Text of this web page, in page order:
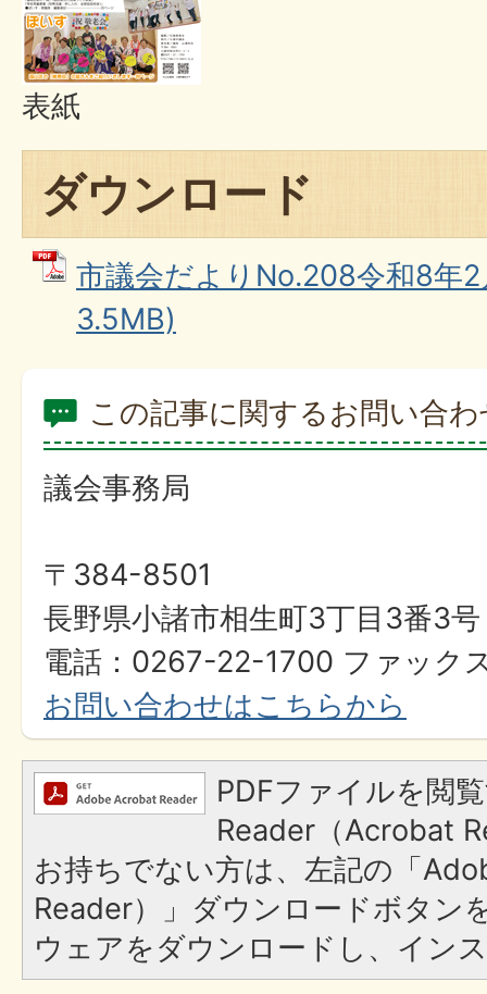
表紙
ダウンロード
市議会だよりNo.208令和8年
3.5MB)
この記事に関するお問い合
議会事務局
〒384-8501
長野県小諸市相生町3丁目3番3号
電話：0267-22-1700 ファック
お問い合わせはこちらから
PDFファイルを閲
Reader（Acrobat
お持ちでない方は、左記の「
Reader）」ダウンロードボタン
ウェアをダウンロードし、イン